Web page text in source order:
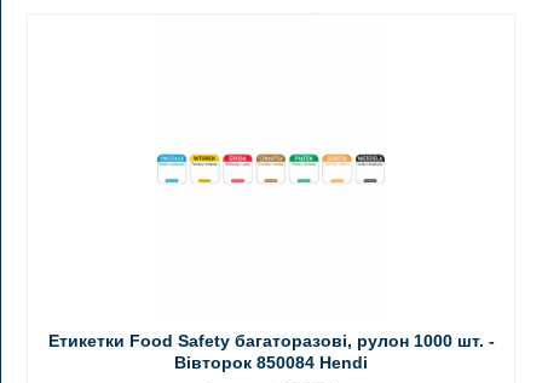
Етикетки Food Safety багаторазові, рулон 1000 шт. -
Вівторок 850084 Hendi